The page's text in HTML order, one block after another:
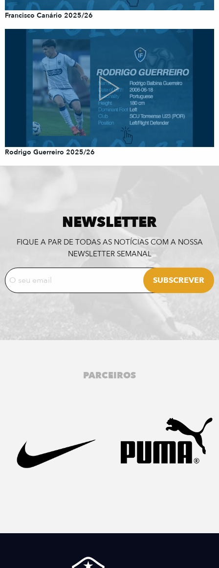
Francisco Canário 2025/26
Rodrigo Guerreiro 2025/26
NEWSLETTER
FIQUE A PAR DE TODAS AS NOTÍCIAS COM A NOSSA
NEWSLETTER SEMANAL
PARCEIROS